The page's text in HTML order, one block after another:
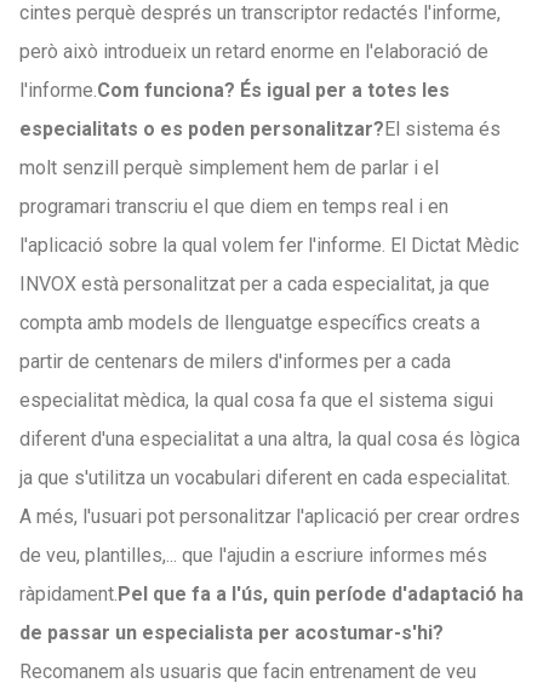
cintes perquè després un transcriptor redactés l'informe,
però això introdueix un retard enorme en l'elaboració de
l'informe.Com funciona? És igual per a totes les
especialitats o es poden personalitzar?El sistema és
molt senzill perquè simplement hem de parlar i el
programari transcriu el que diem en temps real i en
l'aplicació sobre la qual volem fer l'informe. El Dictat Mèdic
INVOX està personalitzat per a cada especialitat, ja que
compta amb models de llenguatge específics creats a
partir de centenars de milers d'informes per a cada
especialitat mèdica, la qual cosa fa que el sistema sigui
diferent d'una especialitat a una altra, la qual cosa és lògica
ja que s'utilitza un vocabulari diferent en cada especialitat.
A més, l'usuari pot personalitzar l'aplicació per crear ordres
de veu, plantilles,... que l'ajudin a escriure informes més
ràpidament.Pel que fa a l'ús, quin període d'adaptació ha
de passar un especialista per acostumar-s'hi?
Recomanem als usuaris que facin entrenament de veu